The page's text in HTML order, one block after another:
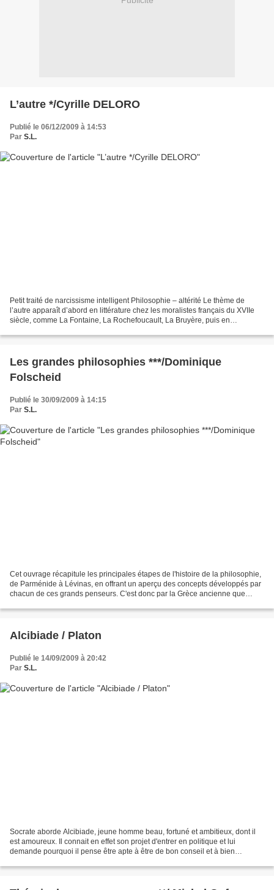
L’autre */Cyrille DELORO
Publié le 06/12/2009 à 14:53
Par S.L.
Petit traité de narcissisme intelligent Philosophie – altérité Le thème de
l’autre apparaît d’abord en littérature chez les moralistes français du XVIIe
siècle, comme La Fontaine, La Rochefoucault, La Bruyère, puis en
Les grandes philosophies ***/Dominique
Folscheid
Publié le 30/09/2009 à 14:15
Par S.L.
Cet ouvrage récapitule les principales étapes de l'histoire de la philosophie,
de Parménide à Lévinas, en offrant un aperçu des concepts développés par
chacun de ces grands penseurs. C'est donc par la Grèce ancienne que
Alcibiade / Platon
Publié le 14/09/2009 à 20:42
Par S.L.
Socrate aborde Alcibiade, jeune homme beau, fortuné et ambitieux, dont il
est amoureux. Il connait en effet son projet d'entrer en politique et lui
demande pourquoi il pense être apte à être de bon conseil et à bien